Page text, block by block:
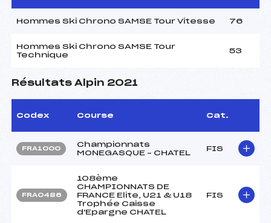
Hommes Ski Chrono SAMSE Tour Vitesse 76
Hommes Ski Chrono SAMSE Tour
Technique
53
Résultats Alpin 2021
Codex Course Cat.
FRA1000
Championnats
MONEGASQUE – CHATEL
FIS
FRA0486
108ème
CHAMPIONNATS DE
FRANCE Elite, U21 & U18
Trophée Caisse
d'Epargne CHATEL
FIS